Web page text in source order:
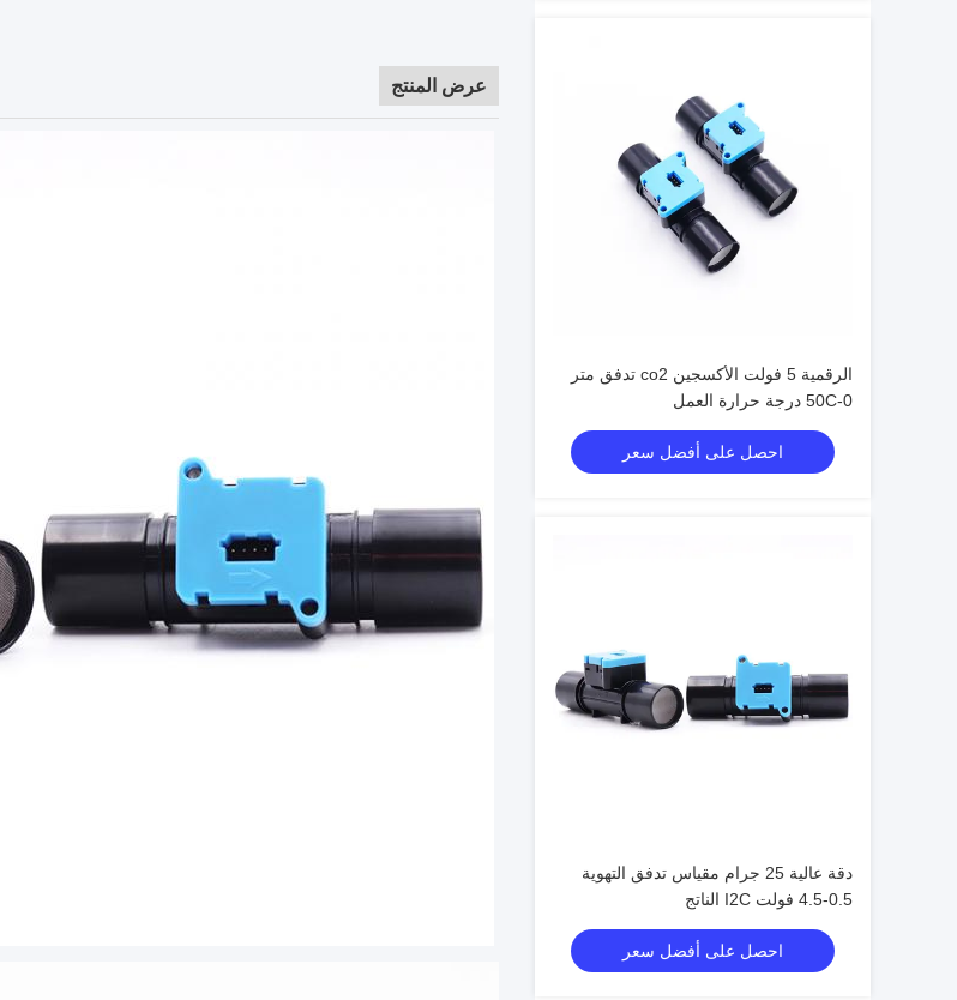
الرقمية 5 فولت الأكسجين co2 تدفق متر
0-50C درجة حرارة العمل
احصل على أفضل سعر
دقة عالية 25 جرام مقياس تدفق التهوية
0.5-4.5 فولت I2C الناتج
احصل على أفضل سعر
عرض المنتج